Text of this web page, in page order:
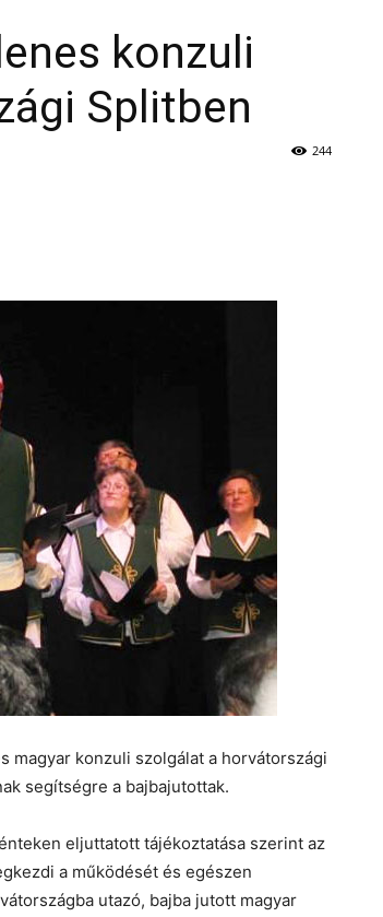
konzuli
Splitben
244
magyar konzuli szolgálat a horvátországi
segítségre a bajbajutottak.
eljuttatott tájékoztatása szerint az
a működését és egészen
utazó, bajba jutott magyar